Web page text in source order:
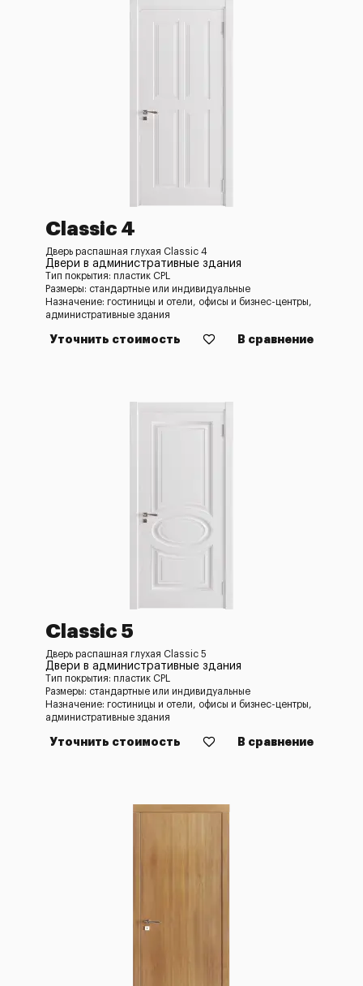
Classic 4
Дверь распашная глухая Classic 4
Двери в административные здания
Тип покрытия: пластик CPL
Размеры: стандартные или индивидуальные
Назначение: гостиницы и отели, офисы и бизнес-центры,
административные здания
Уточнить стоимость В сравнение
Classic 5
Дверь распашная глухая Classic 5
Двери в административные здания
Тип покрытия: пластик CPL
Размеры: стандартные или индивидуальные
Назначение: гостиницы и отели, офисы и бизнес-центры,
административные здания
Уточнить стоимость В сравнение